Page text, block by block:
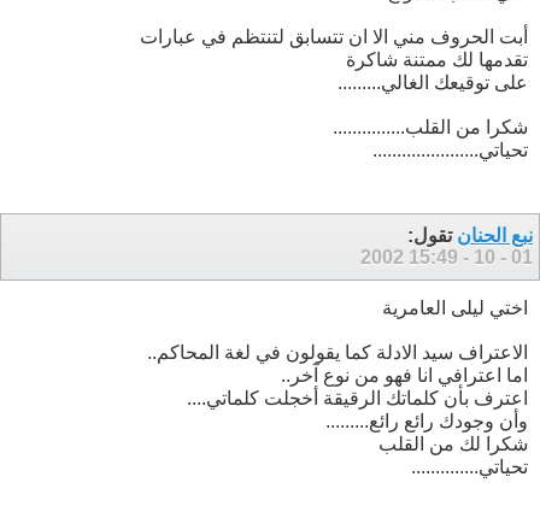
أبت الحروف مني الا ان تتسابق لتنتظم في عبارات
تقدمها لك ممتنة شاكرة
على توقيعك الغالي.........
شكرا من القلب...............
تحياتي......................
نبع الحنان تقول:
01 - 10 - 2002
15:49
اختي ليلى العامرية
الاعتراف سيد الادلة كما يقولون في لغة المحاكم..
اما اعترافي انا فهو من نوع آخر..
اعترف بأن كلماتك الرقيقة أخجلت كلماتي....
وأن وجودك رائع رائع.........
شكرا لك من القلب
تحياتي..............